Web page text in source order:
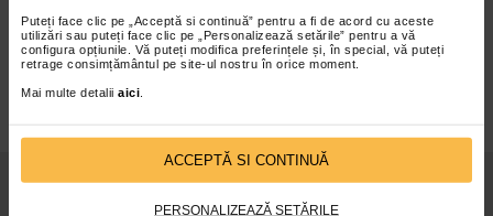
Puteți face clic pe „Acceptă si continuă” pentru a fi de acord cu aceste
utilizări sau puteți face clic pe „Personalizează setările” pentru a vă
configura opțiunile. Vă puteți modifica preferințele și, în special, vă puteți
retrage consimțământul pe site-ul nostru în orice moment.
Mai multe detalii aici
ACCEPTĂ SI CONTINUĂ
PERSONALIZEAZĂ SETĂRILE
infoline@catena.ro CallCenter
Despre Noi Oferte